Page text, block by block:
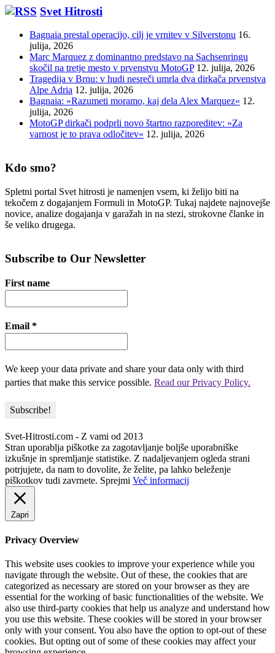
Svet Hitrosti
Bagnaia prestal operacijo, cilj je vrnitev v Silverstonu 16.
julija, 2026
Marc Marquez z dominantno predstavo na Sachsenringu
skočil na tretje mesto v prvenstvu MotoGP 12. julija, 2026
Tragedija v Brnu: v hudi nesreči umrla dva dirkača prvenstva
Alpe Adria 12. julija, 2026
Bagnaia: »Razumeti moramo, kaj dela Alex Marquez« 12.
julija, 2026
MotoGP dirkači podprli novo štartno razporeditev: »Za
varnost je to prava odločitev« 12. julija, 2026
Kdo smo?
Spletni portal Svet hitrosti je namenjen vsem, ki želijo biti na
tekočem z dogajanjem Formuli in MotoGP. Tukaj najdete najnovejše
novice, analize dogajanja v garažah in na stezi, strokovne članke in
še veliko drugega.
Subscribe to Our Newsletter
First name
Email *
We keep your data private and share your data only with third
parties that make this service possible. Read our Privacy Policy.
Svet-Hitrosti.com - Z vami od 2013
Stran uporablja piškotke za zagotavljanje boljše uporabniške
izkušnje in spremljanje statistike. Z nadaljevanjem ogleda strani
potrjujete, da nam to dovolite, že želite, pa lahko beleženje
piškotkov tudi zavrnete. Sprejmi Več informacij
Zapri
Privacy Overview
This website uses cookies to improve your experience while you
navigate through the website. Out of these, the cookies that are
categorized as necessary are stored on your browser as they are
essential for the working of basic functionalities of the website. We
also use third-party cookies that help us analyze and understand how
you use this website. These cookies will be stored in your browser
only with your consent. You also have the option to opt-out of these
cookies. But opting out of some of these cookies may affect your